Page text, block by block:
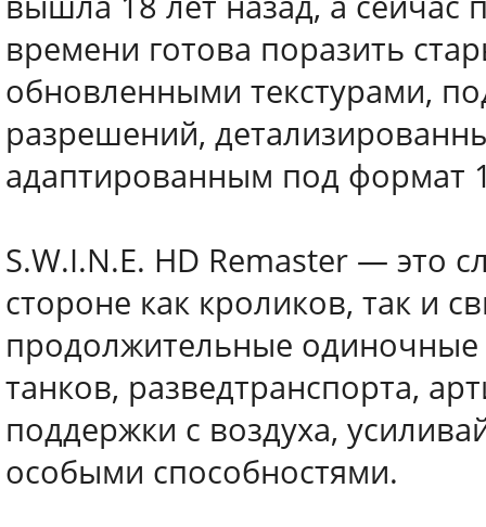
времени готова поразить
обновленными текстурами,
разрешений,
адаптированным под
S.W.I.N.E. HD Remaster — это
стороне как кроликов, так и
продолжительные
танков, разведтранспорта,
поддержки с воздуха,
особыми способностями.